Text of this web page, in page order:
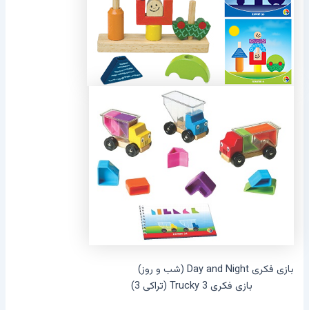
بازی فکری Day and Night (شب و روز)
بازی فکری Trucky 3 (تراکی 3)